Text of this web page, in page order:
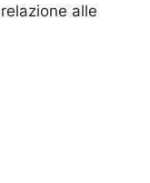
alle